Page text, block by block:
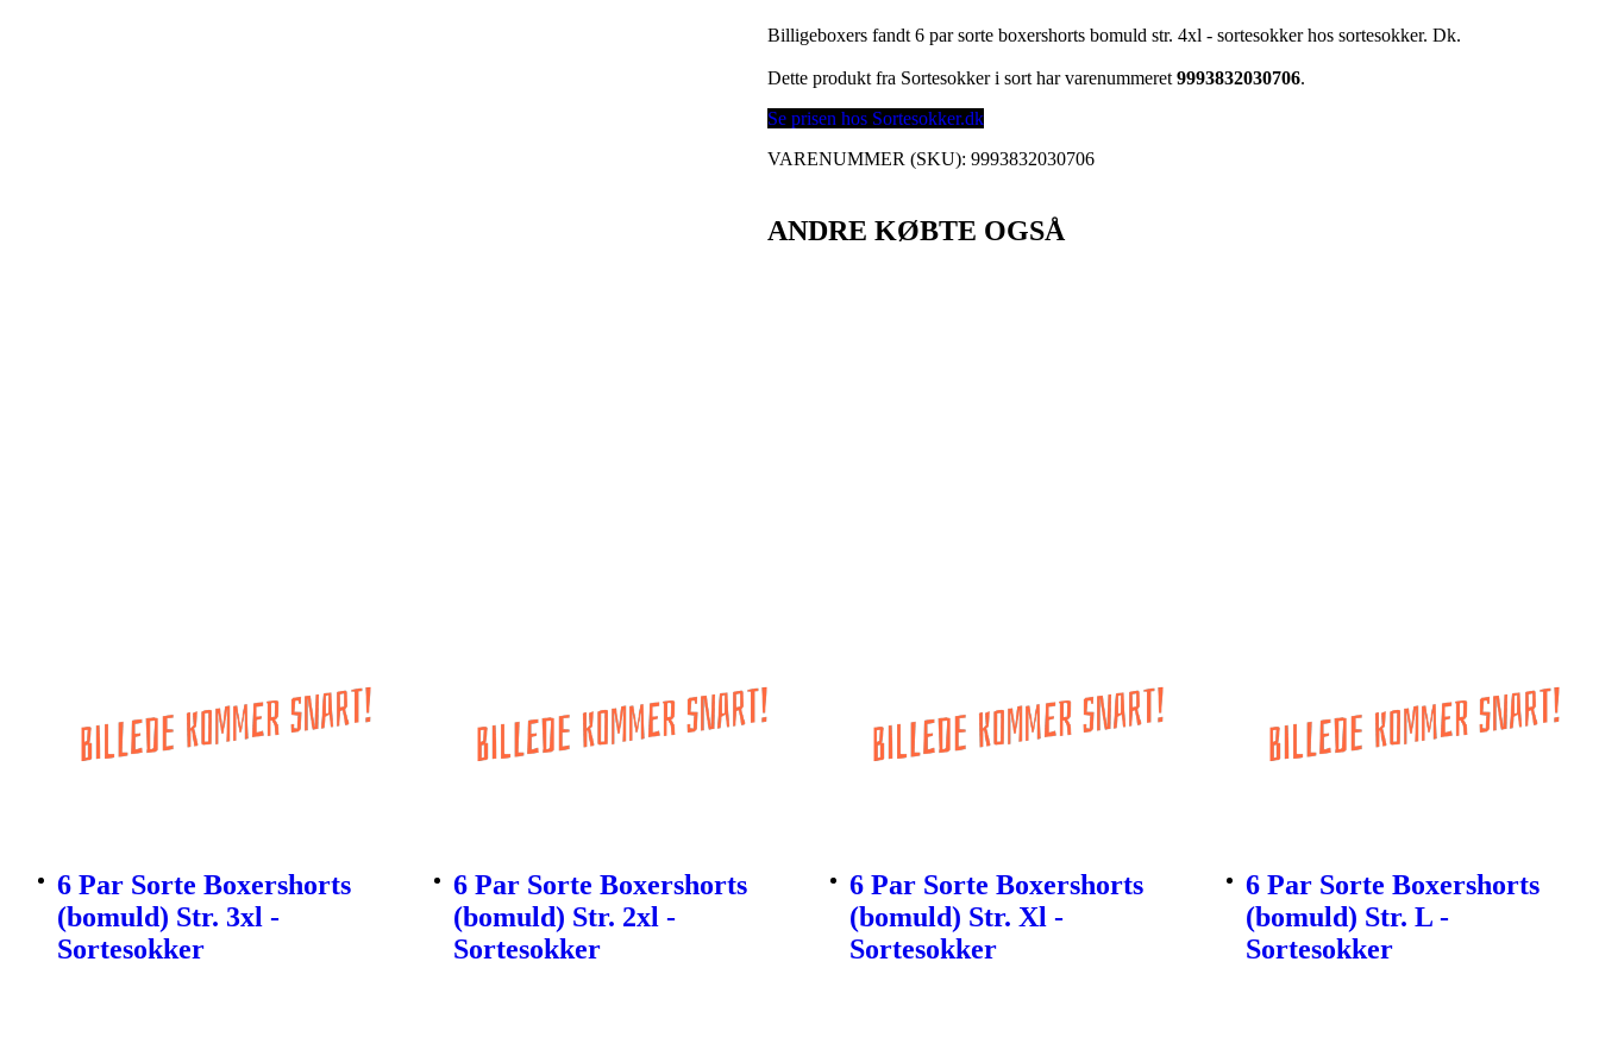
Billigeboxers fandt 6 par sorte boxershorts bomuld str. 4xl - sortesokker hos sortesokker. Dk.
Dette produkt fra Sortesokker i sort har varenummeret9993832030706.
Se prisen hos Sortesokker.dk
VARENUMMER (SKU):9993832030706
ANDRE KØBTE OGSÅ
6 Par Sorte Boxershorts
(bomuld) Str. 3xl -
Sortesokker
6 Par Sorte Boxershorts
(bomuld) Str. 2xl -
Sortesokker
6 Par Sorte Boxershorts
(bomuld) Str. Xl -
Sortesokker
6 Par Sorte Boxershorts
(bomuld) Str. L -
Sortesokker